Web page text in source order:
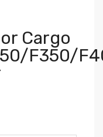
Cargo
f350/